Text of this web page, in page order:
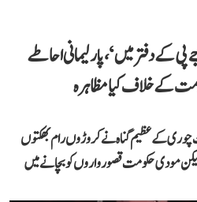
کے دفتر میں‘، پارلیمانی احاطے
کے خلاف کیا مظاہرہ
چوری کے عظیم گناہ نے کروڑوں رام بھکتوں
مودی حکومت قصورواروں کو بچانے میں